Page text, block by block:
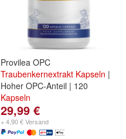
Provilea OPC
Traubenkernextrakt Kapseln |
Hoher OPC-Anteil | 120
Kapseln
29,99 €
+ 4,90 € Versand